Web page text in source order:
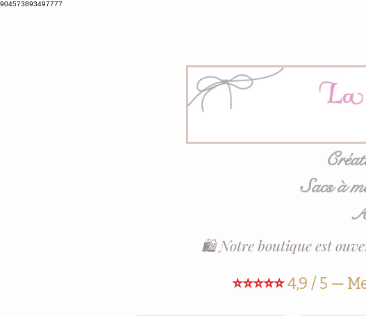
904573893497777
Sacs à
⭐⭐⭐⭐⭐4,9 / 5 —
🛍️ Notre boutique est